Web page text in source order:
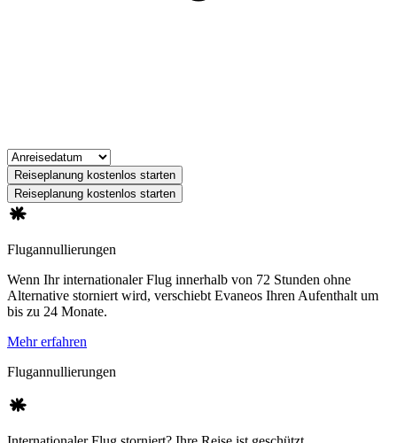
Reiseplanung kostenlos starten
Reiseplanung kostenlos starten
Flugannullierungen
Wenn Ihr internationaler Flug innerhalb von 72 Stunden ohne
Alternative storniert wird, verschiebt Evaneos Ihren Aufenthalt um
bis zu 24 Monate.
Mehr erfahren
Flugannullierungen